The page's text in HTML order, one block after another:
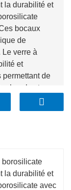
la durabilité et
bocaux
de
verre à
et
permettant de
chauds et
couvercles
et sont
borosilicate
la durabilité et
avec